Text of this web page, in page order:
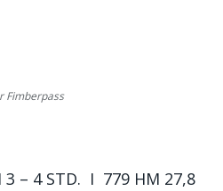
Fimberpass
I 3 – 4 STD. I 779 HM 27,8